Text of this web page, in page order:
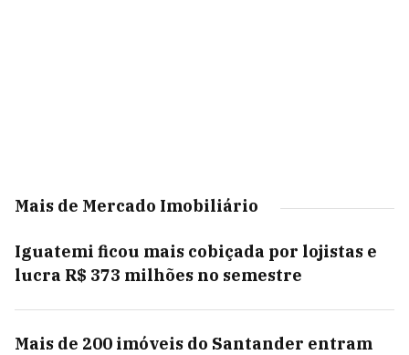
Mais de Mercado Imobiliário
Iguatemi ficou mais cobiçada por lojistas e
lucra R$ 373 milhões no semestre
Mais de 200 imóveis do Santander entram